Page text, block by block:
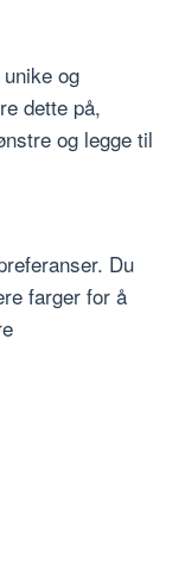
og
dette på,
og legge til
Du
farger for å